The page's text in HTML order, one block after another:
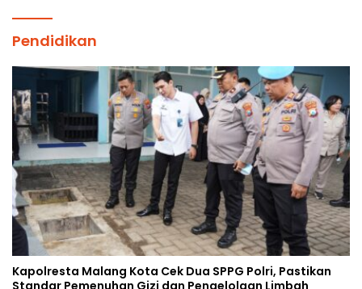
Pendidikan
Kapolresta Malang Kota Cek Dua SPPG Polri, Pastikan